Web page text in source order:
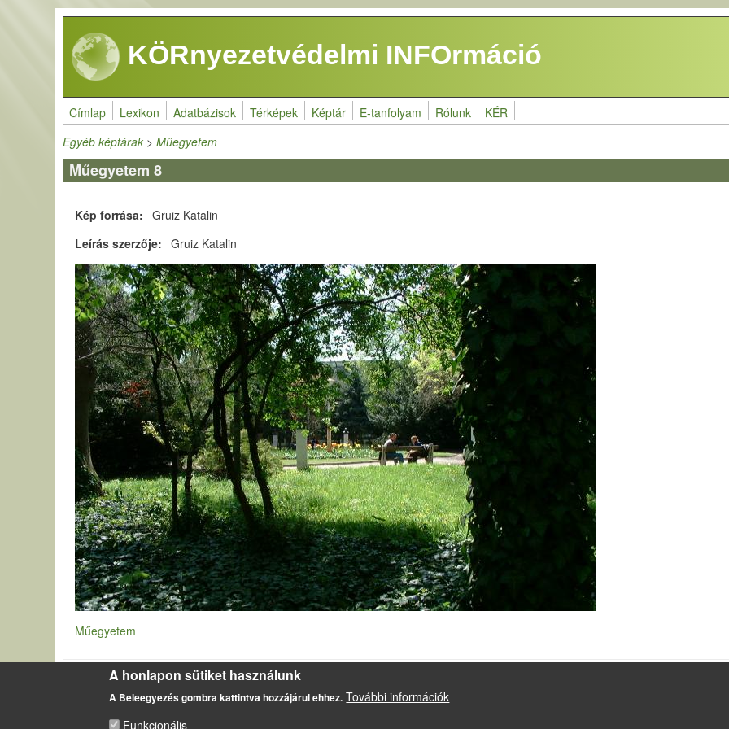
Ugrás a tartalomra
KÖRnyezetvédelmi INFOrmáció
Címlap Lexikon Adatbázisok Térképek Képtár E-tanfolyam Rólunk KÉR
Egyéb képtárak >Műegyetem
Műegyetem 8
Kép forrása
Gruiz Katalin
Leírás szerzője
Gruiz Katalin
Műegyetem
LÁBLÉC
Impresszum
Sütikezelési szabályzat
A honlapon sütiket használunk
A Beleegyezés gombra kattintva hozzájárul ehhez. További információk
Funkcionális